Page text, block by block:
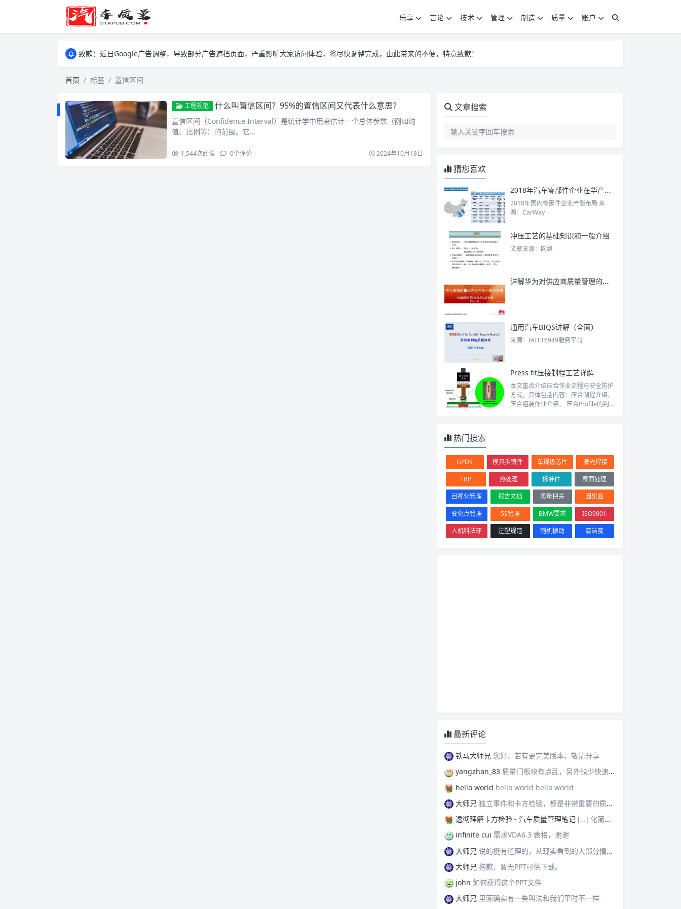
乐享 言论 技术 管理 制造 质量
账户
致歉：近日Google广告调整，导致部分广告遮挡页面，严重影响大家访问体验，将尽快调整完成，由此带来的不便，特意致歉！
致歉：近日Google广告调整，导致部分广告遮挡页面，严重影响大家访问体验，将尽快调整完成，由此带来的不便，特意致歉！
首页 标签 置信区间
工程规范 什么叫置信区间？95%的置信区间又代表什么意思？
置信区间（Confidence Interval）是统计学中用来估计一个总体参数（例如均
值、比例等）的范围。它…
1,544次阅读 0个评论 2024年10月18日
文章搜索
猜您喜欢
2018年汽车零部件企业在华产能布局（外资+国内）
2018年国内零部件企业产能布局 来
源：CarWay
冲压工艺的基础知识和一般介绍
文章来源：网络
详解华为对供应商质量管理的要求：三化一稳！
通用汽车BIQS讲解（全面）
来源：IATF16949服务平台
Press fit压接制程工艺详解
本文重点介绍压合作业流程与安全防护
方式，具体包括内容：压合制程介绍、
压合组装作业介绍、 压合Profile的判...
热门搜索
GPDS 模具拆镶件 车规级芯片
激光焊接
TBP
热处理 标准件
表面处理
目视化管理
报告文档 质量把关
因果图
变化点管理
5S管理 BMW要求
ISO9001
人机料法环
注塑规范 随机振动 清洁度
最新评论
铁马大师兄 您好，若有更完美版本，敬请分享
yangzhan_83 质量门板块有点乱，另外缺少快速反应板块。
hello world hello world hello world
大师兄 独立事件和卡方检验，都是非常重要的质量管理概念，挺难理解的。
透彻理解卡方检验 - 汽车质量管理笔记 […] 化简后的式子是我们在卡方检验中需要用到的式子，所以请大家牢记！对于上述式子有疑惑的读者可以学习基础的概率论，也可以参考我之前写的一篇关于独立的文章（《【直观数学】如何理解两事件间的独立关系》）。如果没有问题的话，我们可以进入到卡方检验原理与步骤的主体介绍部分！ […]
infinite cui 需求VDA6.3 表格，谢谢
大师兄 说的挺有道理的，从现实看到的大部分情况，做技术的人都比较直，对技术的一丝不苟，容易在遇到需要展现管理能力的时候，就会表现出短板来。管理需要授权，更多应该思考团队、部门间，人员发展，对未来的变化做出应对等的能力。
大师兄 抱歉，暂无PPT可供下载。
john 如何获得这个PPT文件
大师兄 里面确实有一些叫法和我们平时不一样